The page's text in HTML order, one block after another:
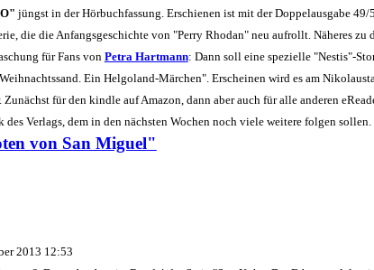
jüngst in der Hörbuchfassung. Erschienen ist mit der Doppelausgabe
die die Anfangsgeschichte von "Perry Rhodan" neu aufrollt. Näheres zu
für Fans von Petra Hartmann: Dann soll eine spezielle "Nestis"-
Ein Helgoland-Märchen". Erscheinen wird es am
für den kindle auf Amazon, dann aber auch für alle anderen
des Verlags, dem in den nächsten Wochen noch viele weitere folgen sollen.
von San Miguel"
2013 12:53